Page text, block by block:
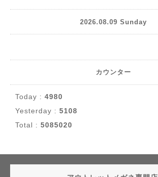
2026.08.09 Sunday
カウンター
Today : 4980
Yesterday : 5108
Total : 5085020